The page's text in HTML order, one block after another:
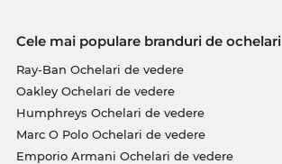
Cele mai populare branduri de ochelari
Ray-Ban Ochelari de vedere
Oakley Ochelari de vedere
Humphreys Ochelari de vedere
Marc O Polo Ochelari de vedere
Emporio Armani Ochelari de vedere